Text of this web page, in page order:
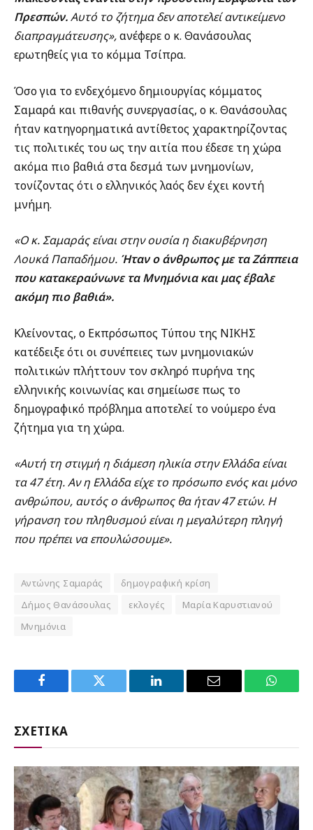
Πρεσπών.Αυτό το ζήτημα δεν αποτελεί αντικείμενο
διαπραγμάτευσης»,ανέφερε ο κ. Θανάσουλας
ερωτηθείς για το κόμμα Τσίπρα.
Όσο για το ενδεχόμενο δημιουργίας κόμματος
Σαμαρά και πιθανής συνεργασίας, ο κ. Θανάσουλας
ήταν κατηγορηματικά αντίθετος χαρακτηρίζοντας
τις πολιτικές του ως την αιτία που έδεσε τη χώρα
ακόμα πιο βαθιά στα δεσμά των μνημονίων,
τονίζοντας ότι ο ελληνικός λαός δεν έχει κοντή
μνήμη.
«Ο κ. Σαμαράς είναι στην ουσία η διακυβέρνηση
Λουκά Παπαδήμου. Ήταν ο άνθρωπος με τα Ζάππεια
που κατακεραύνωνε τα Μνημόνια και μας έβαλε
ακόμη πιο βαθιά».
Κλείνοντας, ο Εκπρόσωπος Τύπου της ΝΙΚΗΣ
κατέδειξε ότι οι συνέπειες των μνημονιακών
πολιτικών πλήττουν τον σκληρό πυρήνα της
ελληνικής κοινωνίας και σημείωσε πως το
δημογραφικό πρόβλημα αποτελεί το νούμερο ένα
ζήτημα για τη χώρα.
«Αυτή τη στιγμή η διάμεση ηλικία στην Ελλάδα είναι
τα 47 έτη. Αν η Ελλάδα είχε το πρόσωπο ενός και μόνο
ανθρώπου, αυτός ο άνθρωπος θα ήταν 47 ετών. Η
γήρανση του πληθυσμού είναι η μεγαλύτερη πληγή
που πρέπει να επουλώσουμε».
Αντώνης Σαμαράς
δημογραφική κρίση
Δήμος Θανάσουλας
εκλογές
Μαρία Καρυστιανού
Μνημόνια
Facebook Twitter LinkedIn Email
ΣΧΕΤΙΚΑ